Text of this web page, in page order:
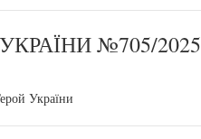
№705/2025
України